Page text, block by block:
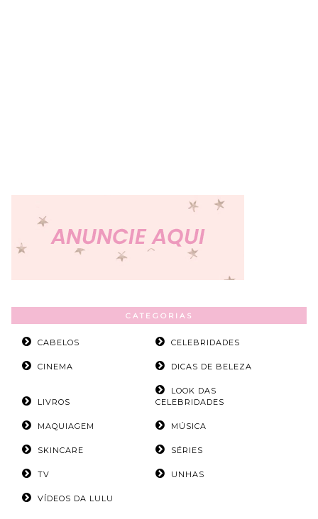
CATEGORIAS
CABELOS CELEBRIDADES
CINEMA DICAS DE BELEZA
LIVROS
LOOK DAS
CELEBRIDADES
MAQUIAGEM MÚSICA
SKINCARE SÉRIES
TV UNHAS
VÍDEOS DA LULU